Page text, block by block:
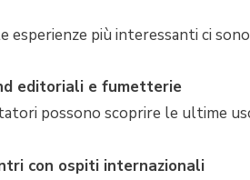
esperienze più interessanti ci
editoriali e fumetterie
possono scoprire le ultime
con ospiti internazionali